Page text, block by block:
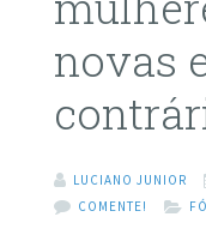
novas
LUCIANO JUNIOR
COMENTE!